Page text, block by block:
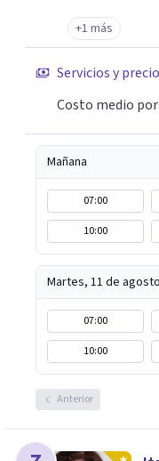
+1 más
Servicios y
Costo medio
Mañana
07:00
10:00
Martes, 11 de agosto
07:00
10:00
Anterior